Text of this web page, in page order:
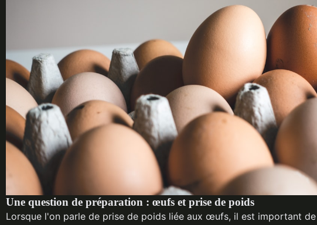
Une question de préparation : œufs et prise de poids
Lorsque l'on parle de prise de poids liée aux œufs, il est important